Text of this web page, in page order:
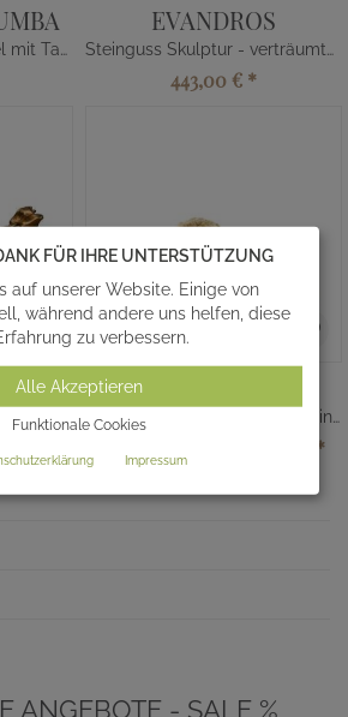
Schlafender Grab Engel mit Taube
EVANDROS
Steinguss Skulptur - verträumter Engel
443,00 € *
Buch Urnengrab Engelfigur aus Steinguss
*
ANGEBOTE - SALE %
FÜR IHRE UNTERSTÜTZUNG
auf unserer Website. Einige von
während andere uns helfen, diese
zu verbessern.
Alle Akzeptieren
Funktionale Cookies
Impressum